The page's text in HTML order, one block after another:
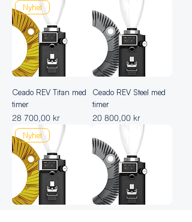
Nyhet
Ceado REV Titan med
timer
Pris
28 700,00 kr
Ceado REV Steel med
timer
Pris
20 800,00 kr
Nyhet